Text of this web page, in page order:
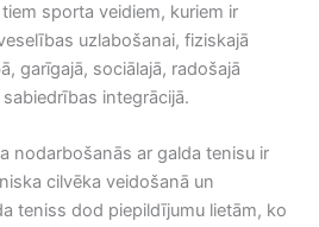
sporta veidiem, kuriem ir
uzlabošanai, fiziskajā
garīgajā, sociālajā, radošajā
integrācijā.
nodarbošanās ar galda tenisu ir
cilvēka veidošanā un
teniss dod piepildījumu lietām, ko